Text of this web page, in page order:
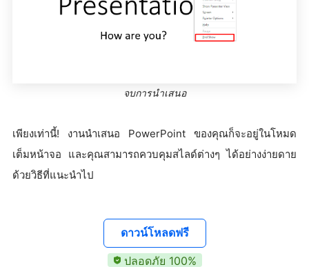
จบการนำเสนอ
เพียงเท่านี้! งานนำเสนอ PowerPoint ของคุณก็จะอยู่ในโหมด
เต็มหน้าจอ และคุณสามารถควบคุมสไลด์ต่างๆ ได้อย่างง่ายดาย
ด้วยวิธีที่แนะนำไป
ดาวน์โหลดฟรี
ปลอดภัย 100%